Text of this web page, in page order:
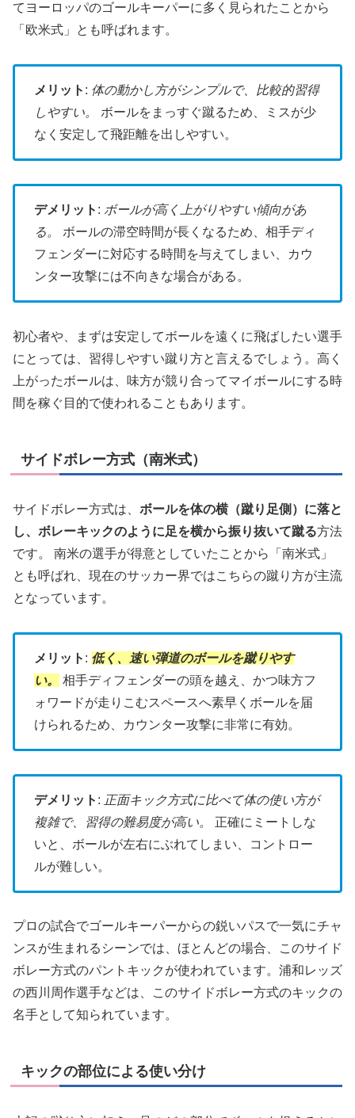
てヨーロッパのゴールキーパーに多く見られたことから
「欧米式」とも呼ばれます。
メリット : 体の動かし方がシンプルで、比較的習得
しやすい。 ボールをまっすぐ蹴るため、ミスが少
なく安定して飛距離を出しやすい。
デメリット : ボールが高く上がりやすい傾向があ
る。 ボールの滞空時間が長くなるため、相手ディ
フェンダーに対応する時間を与えてしまい、カウ
ンター攻撃には不向きな場合がある。
初心者や、まずは安定してボールを遠くに飛ばしたい選手
にとっては、習得しやすい蹴り方と言えるでしょう。高く
上がったボールは、味方が競り合ってマイボールにする時
間を稼ぐ目的で使われることもあります。
サイドボレー方式（南米式）
サイドボレー方式は、 ボールを体の横（蹴り足側）に落と
し、ボレーキックのように足を横から振り抜いて蹴る方法
です。 南米の選手が得意としていたことから「南米式」
とも呼ばれ、現在のサッカー界ではこちらの蹴り方が主流
となっています。
メリット : 低く、速い弾道のボールを蹴りやす
い。
相手ディフェンダーの頭を越え、かつ味方フ
ォワードが走りこむスペースへ素早くボールを届
けられるため、カウンター攻撃に非常に有効。
デメリット : 正面キック方式に比べて体の使い方が
複雑で、習得の難易度が高い。 正確にミートしな
いと、ボールが左右にぶれてしまい、コントロー
ルが難しい。
プロの試合でゴールキーパーからの鋭いパスで一気にチャ
ンスが生まれるシーンでは、ほとんどの場合、このサイド
ボレー方式のパントキックが使われています。浦和レッズ
の西川周作選手などは、このサイドボレー方式のキックの
名手として知られています。
キックの部位による使い分け